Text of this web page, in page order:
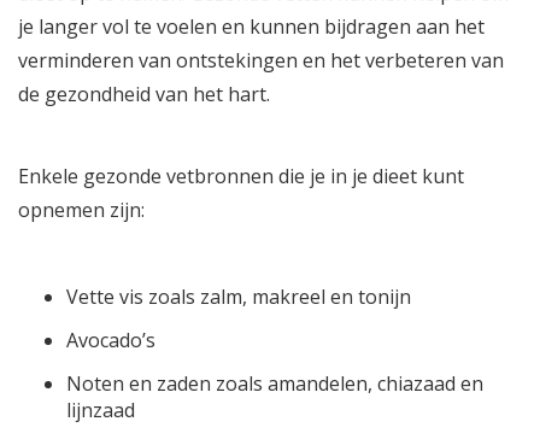
je langer vol te voelen en kunnen bijdragen aan het
verminderen van ontstekingen en het verbeteren van
de gezondheid van het hart.
Enkele gezonde vetbronnen die je in je dieet kunt
opnemen zijn:
Vette vis zoals zalm, makreel en tonijn
Avocado’s
Noten en zaden zoals amandelen, chiazaad en
lijnzaad